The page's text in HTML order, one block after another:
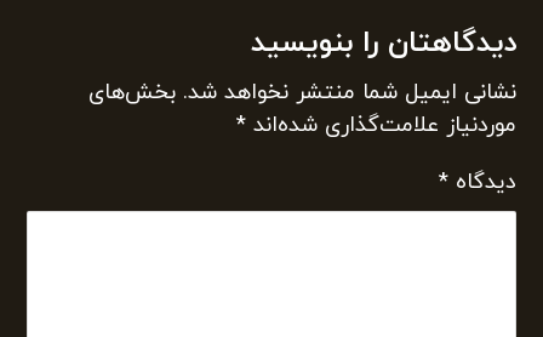
دیدگاهتان را بنویسید
نشانی ایمیل شما منتشر نخواهد شد. بخش‌های
موردنیاز علامت‌گذاری شده‌اند*
دیدگاه*